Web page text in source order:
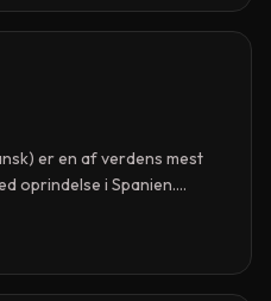
gennemgået en
er en af verdens mest
oprindelse i Spanien.
Grenache er
Mourvèdre) i både